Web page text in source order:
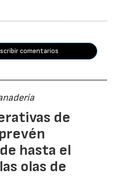
comentarios
de
hasta el
olas de